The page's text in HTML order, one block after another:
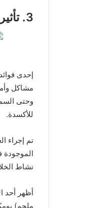
3. تأثير قوي مضاد للالتهابات من الرمان
إحدى
مشاكل
وحتى
للأكسدة.
تم إجراء
الموجودة
نشاط